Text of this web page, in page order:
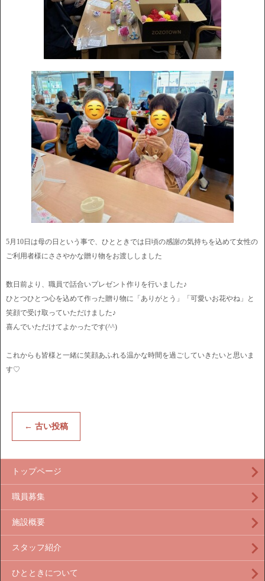
5月10日は母の日という事で、ひとときでは日頃の感謝の気持ちを込めて女性の
ご利用者様にささやかな贈り物をお渡ししました
数日前より、職員で話合いプレゼント作りを行いました♪
ひとつひとつ心を込めて作った贈り物に「ありがとう」「可愛いお花やね」と
笑顔で受け取っていただけました♪
喜んでいただけてよかったです(^^)
これからも皆様と一緒に笑顔あふれる温かな時間を過ごしていきたいと思いま
す♡
← 古い投稿
トップページ
職員募集
施設概要
スタッフ紹介
ひとときについて